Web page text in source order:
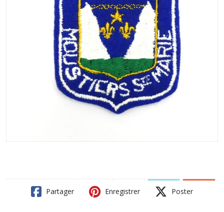
Partager Enregistrer Poster